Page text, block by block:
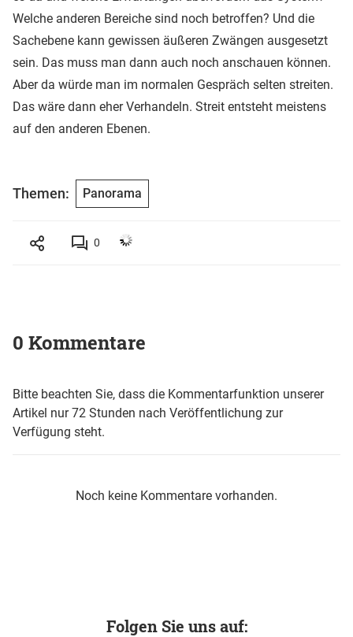
Welche anderen Bereiche sind noch betroffen? Und die
Sachebene kann gewissen äußeren Zwängen ausgesetzt
sein. Das muss man dann auch noch anschauen können.
Aber da würde man im normalen Gespräch selten streiten.
Das wäre dann eher Verhandeln. Streit entsteht meistens
auf den anderen Ebenen.
Themen: Panorama
0
0 Kommentare
Bitte beachten Sie, dass die Kommentarfunktion unserer
Artikel nur 72 Stunden nach Veröffentlichung zur
Verfügung steht.
Noch keine Kommentare vorhanden.
Folgen Sie uns auf: